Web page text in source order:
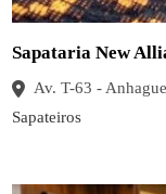
Sapataria New
Av. T-63 -
Sapateiros